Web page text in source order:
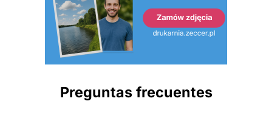
Preguntas frecuentes